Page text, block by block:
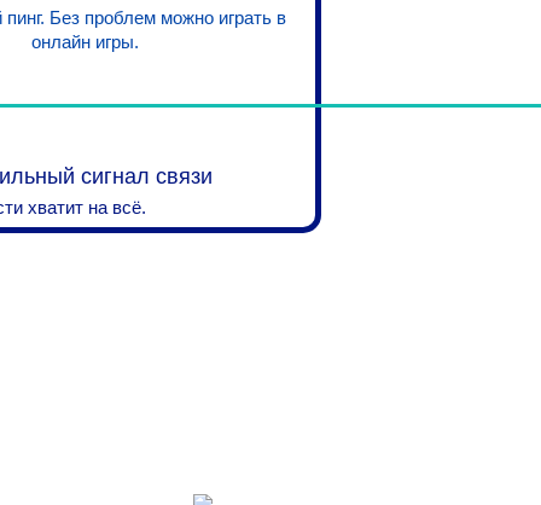
Без проблем можно играть в
онлайн игры.
сигнал связи
хватит на всё.